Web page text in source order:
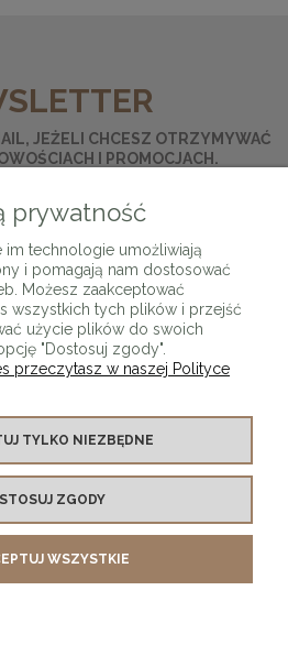
JEŻELI CHCESZ OTRZYMYWAĆ
I PROMOCJACH.
prywatność
im technologie umożliwiają
i pomagają nam dostosować
Możesz zaakceptować
wszystkich tych plików i przejść
użycie plików do swoich
"Dostosuj zgody".
przeczytasz w naszej Polityce
TYLKO NIEZBĘDNE
ZGODY
WSZYSTKIE